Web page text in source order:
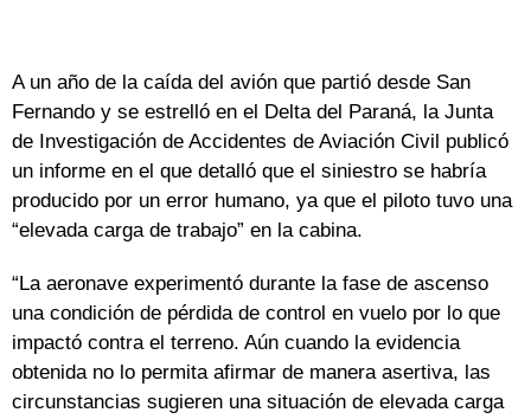
A un año de la caída del avión que partió desde San
Fernando y se estrelló en el Delta del Paraná, la Junta
de Investigación de Accidentes de Aviación Civil publicó
un informe en el que detalló que el siniestro se habría
producido por un error humano, ya que el piloto tuvo una
“elevada carga de trabajo” en la cabina.
“La aeronave experimentó durante la fase de ascenso
una condición de pérdida de control en vuelo por lo que
impactó contra el terreno. Aún cuando la evidencia
obtenida no lo permita afirmar de manera asertiva, las
circunstancias sugieren una situación de elevada carga